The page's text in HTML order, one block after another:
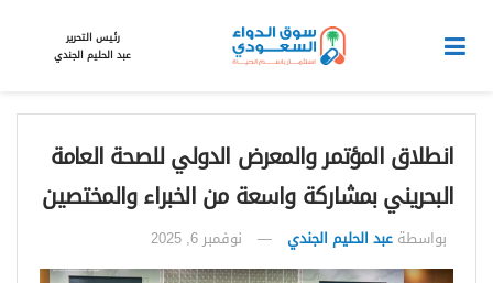
رئيس التحرير
عبد الحليم الجندي
انطلاق المؤتمر والمعرض الدولي للصحة العامة
البحريني بمشاركة واسعة من الخبراء والمختصين
بواسطة عبد الحليم الجندي نوفمبر 6, 2025